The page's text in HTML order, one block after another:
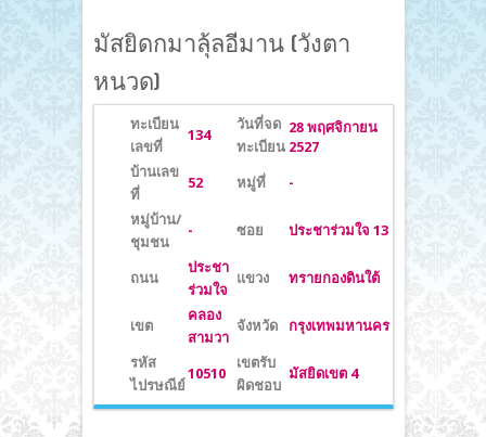
มัสยิดกมาลุ้ลอีมาน (วังตา
หนวด)
ทะเบียน
เลขที่
134
วันที่จด
ทะเบียน
28 พฤศจิกายน
2527
บ้านเลข
ที่
52 หมู่ที่ -
หมู่บ้าน/
ชุมชน
- ซอย ประชาร่วมใจ 13
ถนน
ประชา
ร่วมใจ
แขวง ทรายกองดินใต้
เขต
คลอง
สามวา
จังหวัด กรุงเทพมหานคร
รหัส
ไปรษณีย์
10510
เขตรับ
ผิดชอบ
มัสยิดเขต 4